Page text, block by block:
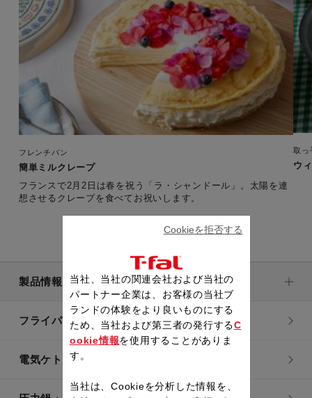
フレンチパン
簡単ミルクレープ
フランスで2月2日は春を祝う「ラ・シャンドール」。太陽を連
想させるクレープを食べてお祝いします。
取っ
ウ
製品情報
フライパン・鍋
電気ケトル
当社、当社の関連会社および当社の
パートナー企業は、お客様の当社ブ
ランドの体験をより良いものにする
ため、当社および第三者の発行するC
ookie情報を使用することがありま
す。
当社は、Cookieを分析した情報を、
Cookieを拒否する